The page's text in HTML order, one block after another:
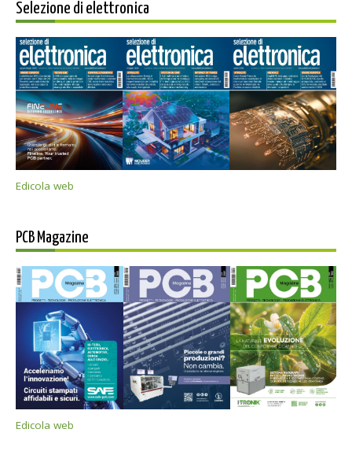
Selezione di elettronica
Edicola web
PCB Magazine
Edicola web